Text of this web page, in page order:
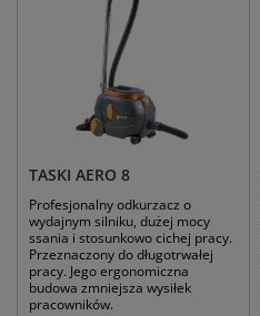
TASKI AERO 8
Profesjonalny odkurzacz o
wydajnym silniku, dużej mocy
ssania i stosunkowo cichej pracy.
Przeznaczony do długotrwałej
pracy. Jego ergonomiczna
budowa zmniejsza wysiłek
pracowników.